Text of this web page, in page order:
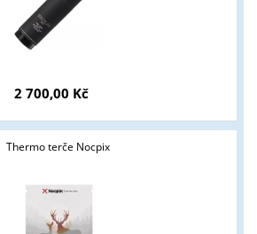
2 700,00 Kč
Thermo terče Nocpix
pouze odborné veřejnosti od 18 let a
ANO NE